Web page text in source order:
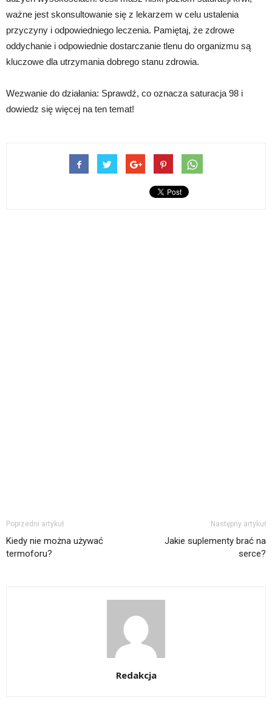
ważne jest skonsultowanie się z lekarzem w celu ustalenia
przyczyny i odpowiedniego leczenia. Pamiętaj, że zdrowe
oddychanie i odpowiednie dostarczanie tlenu do organizmu są
kluczowe dla utrzymania dobrego stanu zdrowia.
Wezwanie do działania: Sprawdź, co oznacza saturacja 98 i
dowiedz się więcej na ten temat!
Poprzedni artykuł
Kiedy nie można używać
termoforu?
Następny artykuł
Jakie suplementy brać na
serce?
Redakcja